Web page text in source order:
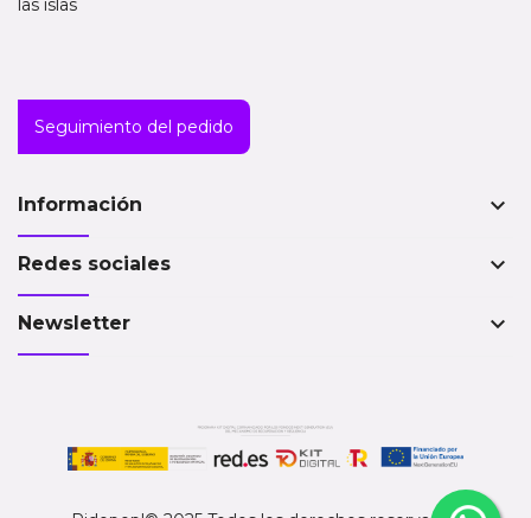
Seguimiento del pedido
Información keyboard_arrow_down
Redes sociales keyboard_arrow_down
Newsletter keyboard_arrow_down